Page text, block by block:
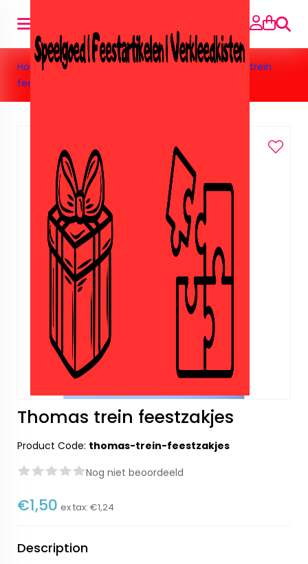
Search
Home » Feestartikelen» Thomas trein »Thomas trein
feestzakjes
Thomas trein feestzakjes
Product Code: thomas-trein-feestzakjes
Nog niet beoordeeld
€1,50 ex tax: €1,24
Description